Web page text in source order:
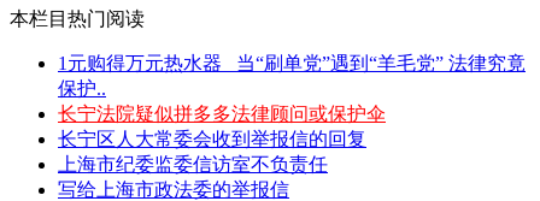
本栏目热门阅读
1元购得万元热水器 _当“刷单党”遇到“羊毛党” 法律究竟
保护..
长宁法院疑似拼多多法律顾问或保护伞
长宁区人大常委会收到举报信的回复
上海市纪委监委信访室不负责任
写给上海市政法委的举报信